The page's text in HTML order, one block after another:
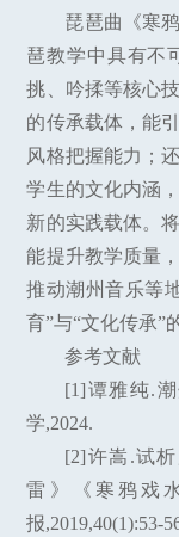
琵琶曲《寒
琶教学中具有不
挑、吟揉等核心
的传承载体，能
风格把握能力；
学生的文化内涵
新的实践载体。
能提升教学质量
推动潮州音乐等
育”与“文化传承”
参考文献
[1]谭雅纯.
学,2024.
[2]许嵩.试
雷》《寒鸦戏
报,2019,40(1):53-